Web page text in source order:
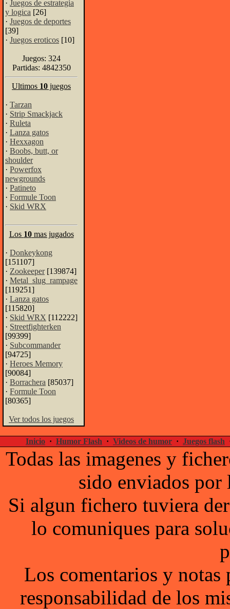
· Juegos de estrategia
y logica [26]
· Juegos de deportes
[39]
· Juegos eroticos [10]
Juegos: 324
Partidas: 4842350
Ultimos 10 juegos
· Tarzan
· Strip Smackjack
· Ruleta
· Lanza gatos
· Hexxagon
· Boobs, butt, or
shoulder
· Powerfox
newgrounds
· Patineto
· Formule Toon
· Skid WRX
Los 10mas jugados
· Donkeykong
[151107]
· Zookeeper[139874]
· Metal_slug_rampage
[119251]
· Lanza gatos
[115820]
· Skid WRX [112222]
· Streetfighterken
[99399]
· Subcommander
[94725]
· Heroes Memory
[90084]
· Borrachera [85037]
· Formule Toon
[80365]
Ver todos los juegos
Inicio · Humor Flash · Videos de humor · Juegos flash
Todas las imagenes y
sido enviados por
Si algun fichero tuviera
lo comuniques para
Los comentarios y notas
responsabilidad de los